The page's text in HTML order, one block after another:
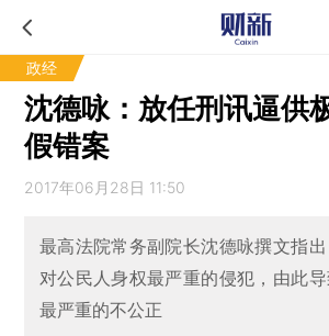
政经
沈德咏：放任刑讯逼供
假错案
2017年06月28日 11:50
最高法院常务副院长沈德咏撰文指
对公民人身权最严重的侵犯，由此
最严重的不公正